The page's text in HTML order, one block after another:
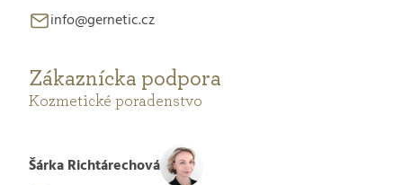
info@gernetic.cz
Zákaznícka podpora
Kozmetické poradenstvo
Šárka Richtárechová